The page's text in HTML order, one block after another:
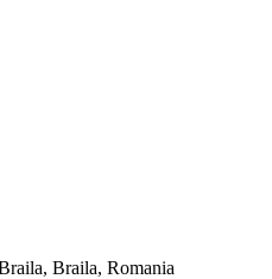
Braila, Romania